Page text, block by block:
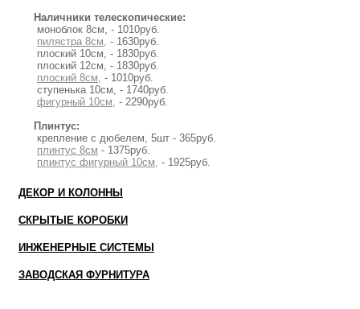
Наличники телескопические:
моноблок 8см, - 1010руб.
пилястра 8см, - 1630руб.
плоский 10см, - 1830руб.
плоский 12см, - 1830руб.
плоский 8см, - 1010руб.
ступенька 10см, - 1740руб.
фигурный 10см, - 2290руб.
Плинтус:
крепление с дюбелем, 5шт - 365руб.
плинтус 8см - 1375руб.
плинтус фигурный 10см, - 1925руб.
ДЕКОР И КОЛОННЫ
СКРЫТЫЕ КОРОБКИ
ИНЖЕНЕРНЫЕ СИСТЕМЫ
ЗАВОДСКАЯ ФУРНИТУРА